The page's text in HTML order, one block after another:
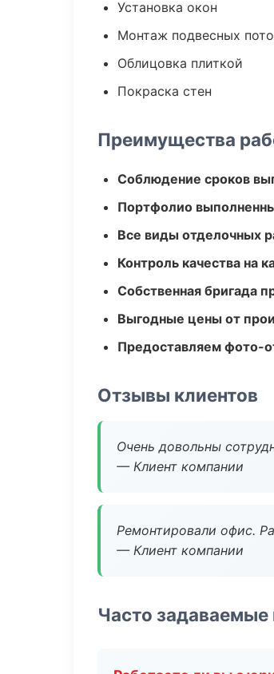
Установка окон
Монтаж подвесных
Облицовка плиткой
Покраска стен
Преимущества
Соблюдение сроков
Портфолио
Все виды отделочных
Контроль качества на
Собственная бригада
Выгодные цены от
Предоставляем фото-
Отзывы клиентов
Очень довольны
— Клиент компании
Ремонтировали офис.
— Клиент компании
Часто